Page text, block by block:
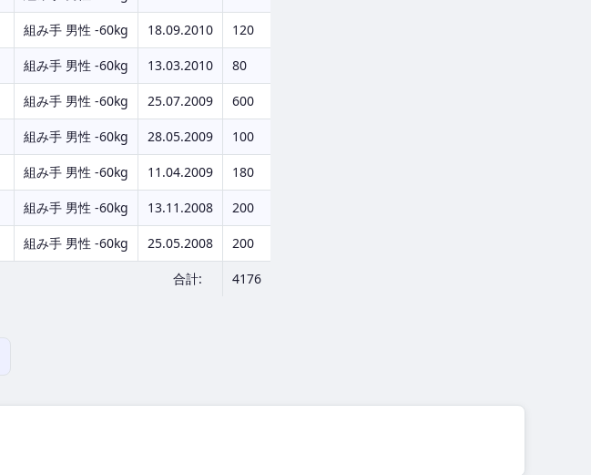
組み手 男性 -60kg 18.09.2010 120
組み手 男性 -60kg 13.03.2010 80
組み手 男性 -60kg 25.07.2009 600
組み手 男性 -60kg 28.05.2009 100
組み手 男性 -60kg 11.04.2009 180
組み手 男性 -60kg 13.11.2008 200
組み手 男性 -60kg 25.05.2008 200
合計: 4176